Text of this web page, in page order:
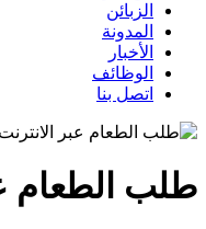
الزبائن
المدونة
الأخبار
الوظائف
اتصل بنا
طلب الطعام